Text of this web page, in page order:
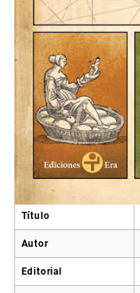
Título
Autor
Editorial